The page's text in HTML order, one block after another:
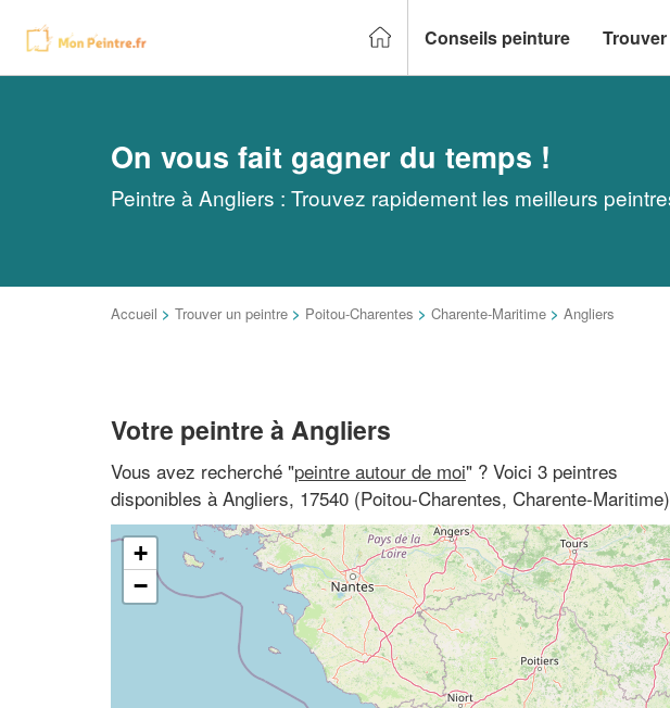
Conseils peinture
On vous fait gagner du temps !
Peintre à Angliers : Trouvez rapidement les meilleurs
Accueil > Trouver un peintre > Poitou-Charentes > Charente-Maritime > Angliers
Votre peintre à Angliers
Vous avez recherché "peintre autour de moi" ? Voici 3 peintres
disponibles à Angliers, 17540 (Poitou-Charentes, Charente-Maritime)
+
−